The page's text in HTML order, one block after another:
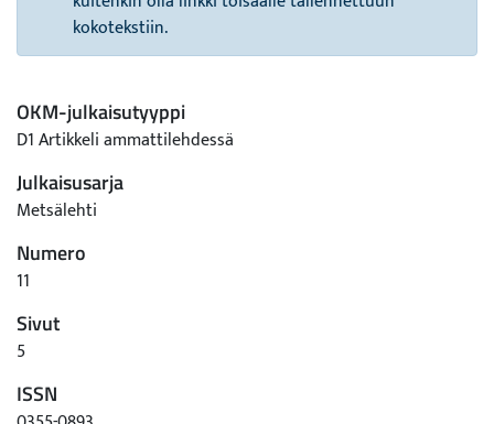
kokotekstiin.
OKM-julkaisutyyppi
D1 Artikkeli ammattilehdessä
Julkaisusarja
Metsälehti
Numero
11
Sivut
5
ISSN